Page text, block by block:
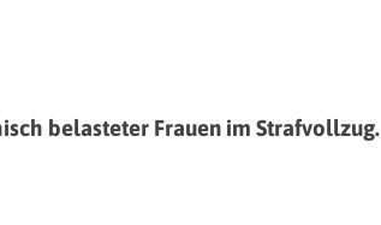
belasteter Frauen im Strafvollzug.